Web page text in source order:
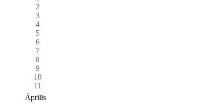
2
3
4
5
6
7
8
9
10
11
Április